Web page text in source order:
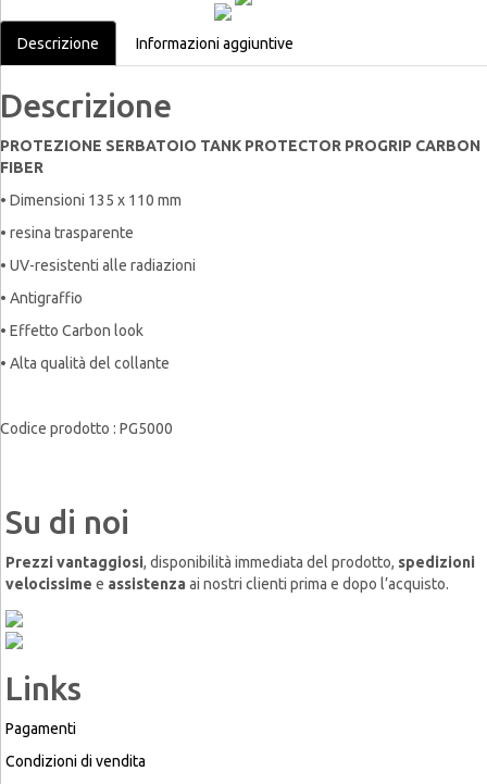
Descrizione Informazioni aggiuntive
Descrizione
PROTEZIONE SERBATOIO TANK PROTECTOR PROGRIP CARBON
FIBER
• Dimensioni 135 x 110 mm
• resina trasparente
• UV-resistenti alle radiazioni
• Antigraffio
• Effetto Carbon look
• Alta qualità del collante
Codice prodotto : PG5000
Su di noi
Prezzi vantaggiosi, disponibilità immediata del prodotto, spedizioni
velocissime e assistenza ai nostri clienti prima e dopo l’acquisto.
Links
Pagamenti
Condizioni di vendita